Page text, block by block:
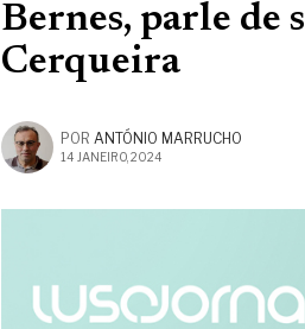
Bernes, parle de
Cerqueira
POR ANTÓNIO MARRUCHO
14 JANEIRO, 2024